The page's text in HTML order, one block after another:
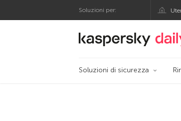
Soluzioni per:
Blog
Soluzioni di sicurezza